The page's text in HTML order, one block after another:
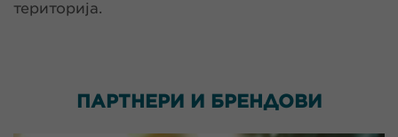
територија.
ПАРТНЕРИ И БРЕНДОВИ